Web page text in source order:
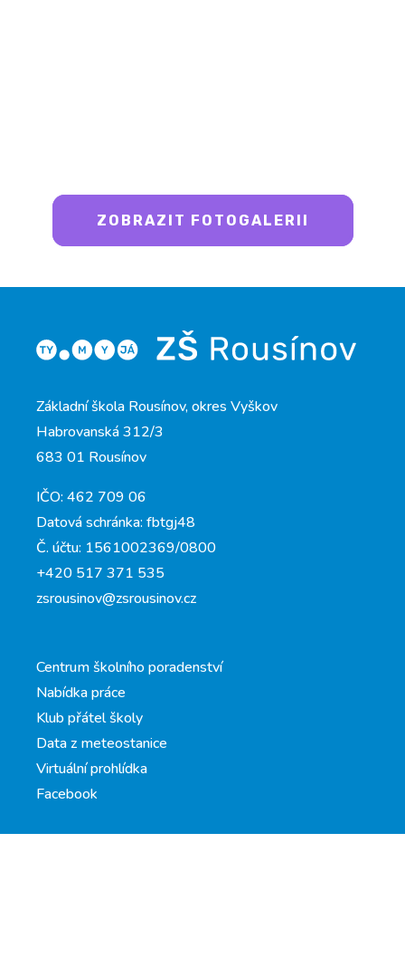
ZOBRAZIT FOTOGALERII
Základní škola Rousínov, okres Vyškov
Habrovanská 312/3
683 01 Rousínov
IČO: 462 709 06
Datová schránka: fbtgj48
Č. účtu: 1561002369/0800
+420 517 371 535
zsrousinov@zsrousinov.cz
Centrum školního poradenství
Nabídka práce
Klub přátel školy
Data z meteostanice
Virtuální prohlídka
Facebook